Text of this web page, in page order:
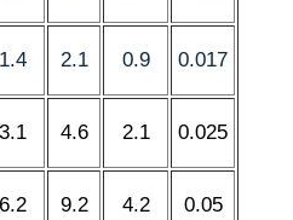
1.4 2.1 0.9 0.017
3.1 4.6 2.1 0.025
6.2 9.2 4.2 0.05